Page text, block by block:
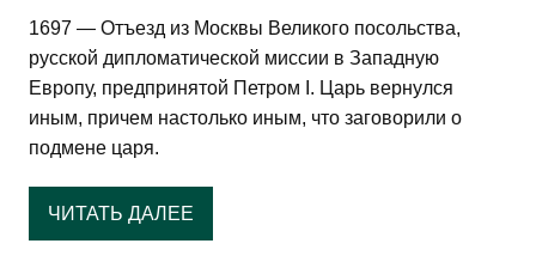
1697 — Отъезд из Москвы Великого посольства,
русской дипломатической миссии в Западную
Европу, предпринятой Петром I. Царь вернулся
иным, причем настолько иным, что заговорили о
подмене царя.
ЧИТАТЬ ДАЛЕЕ